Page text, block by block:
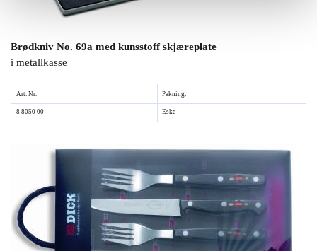
Brødkniv No. 69a med kunsstoff skjæreplate
i metallkasse
Art. Nr. Pakning:
8 8050 00 Eske